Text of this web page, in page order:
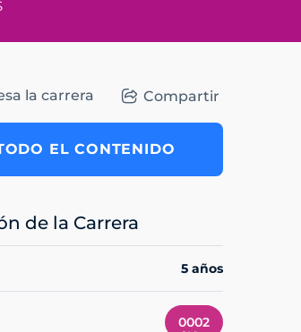
la carrera Compartir
EL CONTENIDO
de la Carrera
5 años
0002